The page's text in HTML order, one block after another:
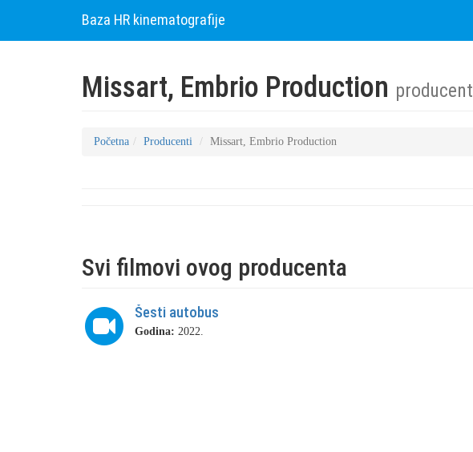
Baza HR kinematografije
Missart, Embrio Production producent
Početna Producenti Missart, Embrio Production
Svi filmovi ovog producenta
Šesti autobus
Godina: 2022.